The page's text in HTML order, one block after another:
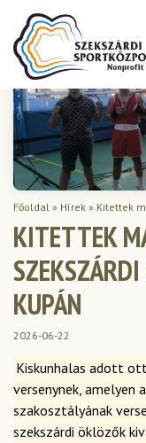
Főoldal » Hírek » Kitettek
KITETTEK
KUPÁN
2026-06-22
Kiskunhalas adott
versenynek, amelyen
szakosztályának
szekszárdi öklözők